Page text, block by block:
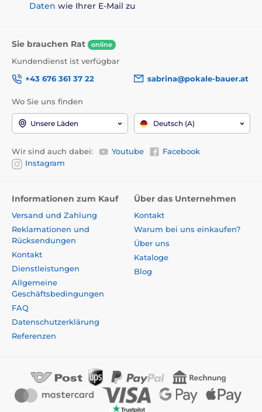
Daten wie Ihrer E-Mail zu
Sie brauchen Rat online
Kundendienst ist verfügbar
+43 676 361 37 22
sabrina@pokale-bauer.at
Wo Sie uns finden
Unsere Läden Deutsch (A)
Wir sind auch dabei: Youtube
Facebook
Instagram
Informationen zum Kauf
Versand und Zahlung
Reklamationen und
Rücksendungen
Kontakt
Dienstleistungen
Allgemeine
Geschäftsbedingungen
FAQ
Datenschutzerklärung
Referenzen
Über das Unternehmen
Kontakt
Warum bei uns einkaufen?
Über uns
Kataloge
Blog